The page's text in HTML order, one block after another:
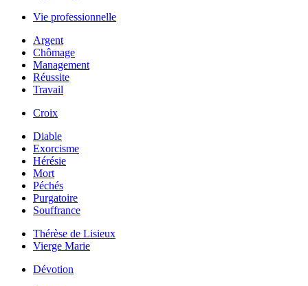
Vie professionnelle
Argent
Chômage
Management
Réussite
Travail
Croix
Diable
Exorcisme
Hérésie
Mort
Péchés
Purgatoire
Souffrance
Thérèse de Lisieux
Vierge Marie
Dévotion